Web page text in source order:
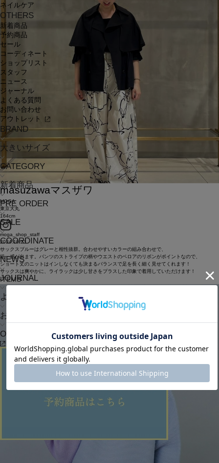
ネイルケア
OTHERS
新着商品
予約商品
セール
コーディネート
ショップリスト
スタッフ
ニュース
ジャーナル
よくある質問
お問い合わせ
アウトレット
BRAND
大きいサイズ
CATEGORY
新着商品
PRE ORDER
SALE
COORDINATE
NEWS
JOURNAL
よくある質問
お問い合わせ
OUTLET
masuzawaマスザワ
MOGA
東京大丸
164cm
moga_shop_staff
2024.10.23
サックスブルーはグレーと相性抜群。合わせやすいカラーの組み合わせで、
統一感が出ます。パンツのストライプの柄やウエストのベロアのリボンがポイントなので、
ショート丈のニットはインしなくても決まるバランスで足を長く細く見せてくれます！
サックスは爽やかに、ライラックは少し甘さをプラスした印象で着用していただけます！
ITEMS